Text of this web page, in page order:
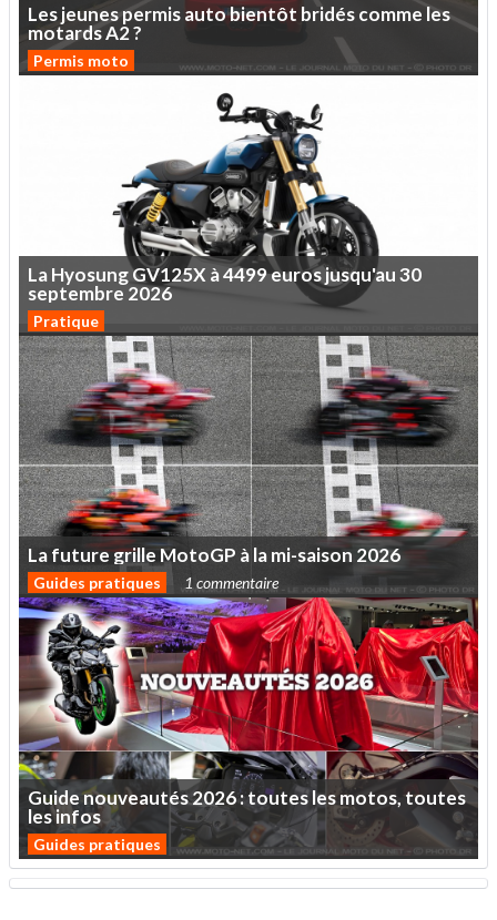
Lesjeunespermisautobientôt bridéscommeles
motardsA2?
Permis moto
LaHyosungGV125X à4499eurosjusqu'au30
septembre 2026
Pratique
Lafuturegrille MotoGP àlami-saison 2026
Guides pratiques 1 commentaire
Guidenouveautés2026:touteslesmotos,toutes
lesinfos
Guides pratiques